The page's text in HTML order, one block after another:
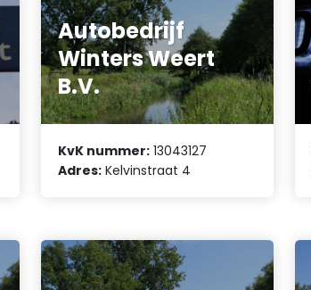
Autobedrijf
Winters Weert
B.V.
KvK nummer: 13043127
Adres: Kelvinstraat 4